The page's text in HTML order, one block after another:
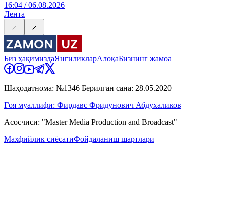
16:04 / 06.08.2026
Лента
Биз ҳақимиздаЯнгиликларАлоқаБизнинг жамоа
Шаҳодатнома: №1346 Берилган сана: 28.05.2020
Ғоя муаллифи: Фирдавс Фридунович Абдухаликов
Асосчиси: "Master Media Production and Broadcast"
Махфийлик сиёсатиФойдаланиш шартлари